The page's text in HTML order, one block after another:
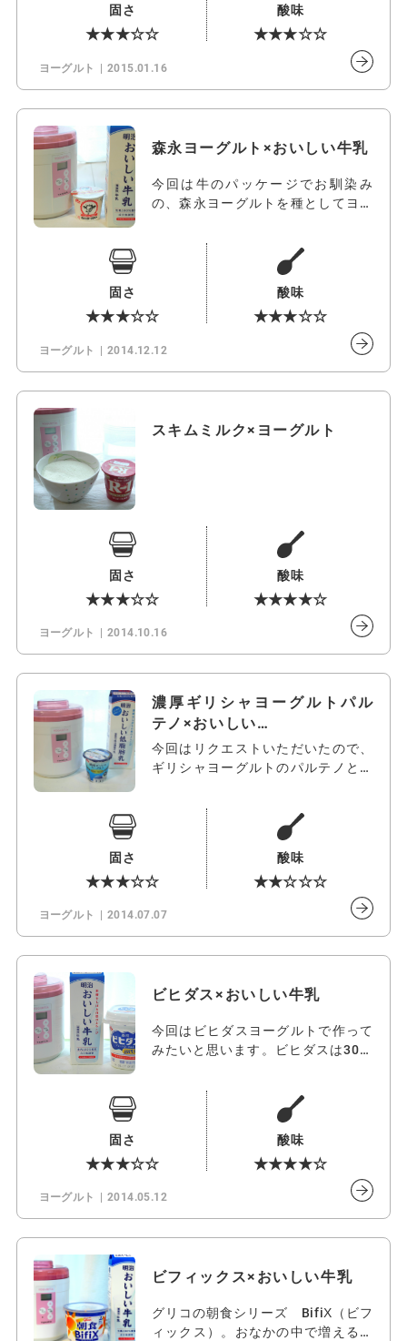
固さ
★★★☆☆
酸味
★★★☆☆
ヨーグルト 2015.01.16
森永ヨーグルト×おいしい牛乳
今回は牛のパッケージでお馴染み
の、森永ヨーグルトを種としてヨー
固さ
★★★☆☆
酸味
★★★☆☆
ヨーグルト 2014.12.12
スキムミルク×ヨーグルト
固さ
★★★☆☆
酸味
★★★★☆
ヨーグルト 2014.10.16
濃厚ギリシャヨーグルトパル
テノ×おいしい…
今回はリクエストいただいたので、
ギリシャヨーグルトのパルテノと低
固さ
★★★☆☆
酸味
★★☆☆☆
ヨーグルト 2014.07.07
ビヒダス×おいしい牛乳
今回はビヒダスヨーグルトで作って
みたいと思います。ビヒダスは30年
固さ
★★★☆☆
酸味
★★★★☆
ヨーグルト 2014.05.12
ビフィックス×おいしい牛乳
グリコの朝食シリーズ BifiX（ビフ
ィックス）。おなかの中で増えるビ